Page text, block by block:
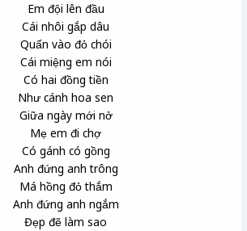
Em đội lên đầu
Cái nhôi gắp dâu
Quấn vào đỏ chói
Cái miệng em nói
Có hai đồng tiền
Như cánh hoa sen
Giữa ngày mới nở
Mẹ em đi chợ
Có gánh có gồng
Anh đứng anh trông
Má hồng đỏ thắm
Anh đứng anh ngắm
Đẹp đẽ làm sao